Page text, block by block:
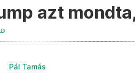
azt
Pál Tamás